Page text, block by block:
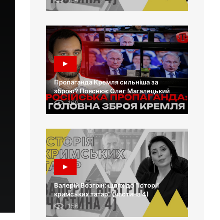
Пропаганда Кремля сильніша за
зброю? Пояснює Олег Магалецький
169
Валерій Возгрін: шлях до “Історії
кримських татар” (частина 4)
156